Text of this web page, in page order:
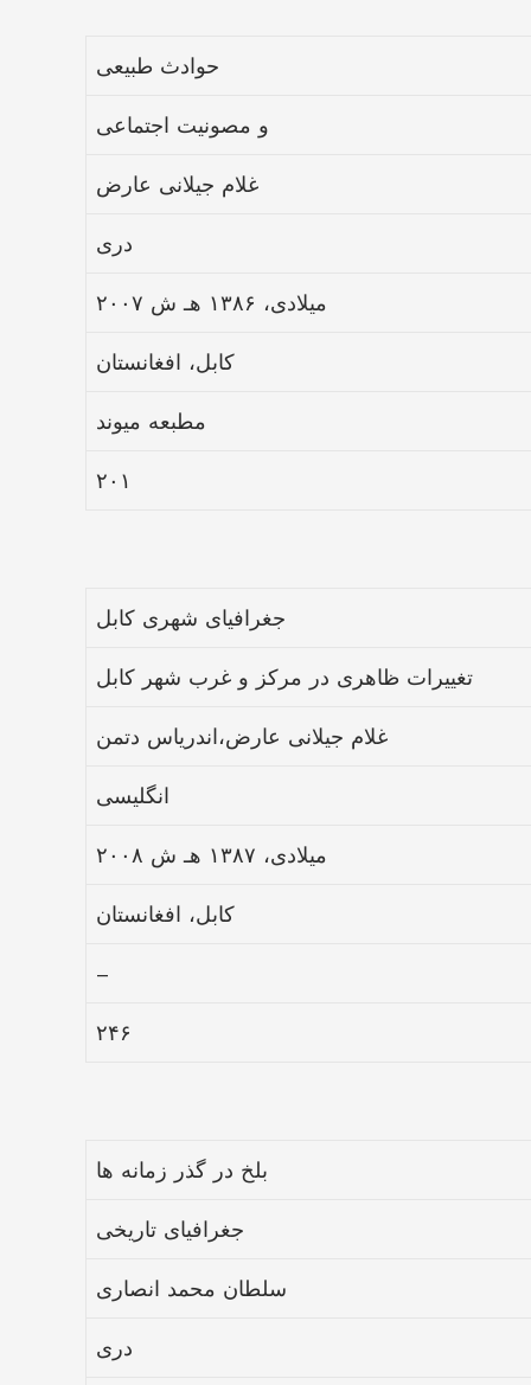
حوادث طبیعی
و مصونیت اجتماعی
غلام جیلانی عارض
دری
۲۰۰۷ میلادی، ۱۳۸۶ هـ ش
کابل، افغانستان
مطبعه میوند
۲۰۱
جغرافیای شهری کابل
تغییرات ظاهری در مرکز و غرب شهر کابل
غلام جیلانی عارض،اندریاس دتمن
انگلیسی
۲۰۰۸ میلادی، ۱۳۸۷ هـ ش
کابل، افغانستان
–
۲۴۶
بلخ در گذر زمانه ها
جغرافیای تاریخی
سلطان محمد انصاری
دری